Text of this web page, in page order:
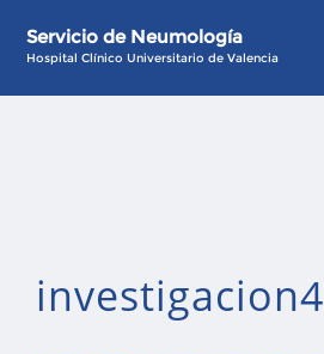
Servicio de Neumología
Hospital Clínico Universitario de Valencia
investigacion4